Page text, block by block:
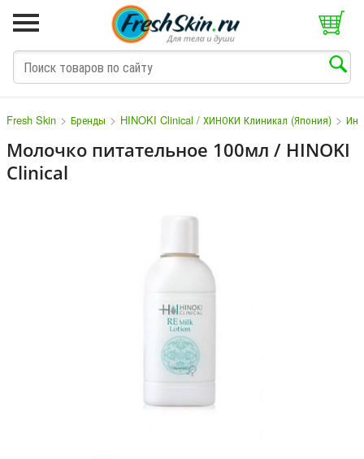
Fresh Skin > Бренды > HINOKI Clinical / ХИНОКИ Клиникал (Япония) >
Молочко питательное 100мл / HINOKI
Clinical